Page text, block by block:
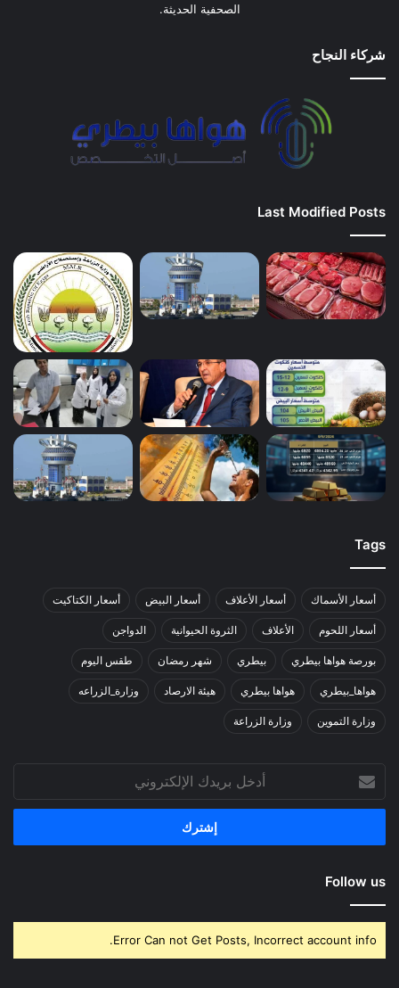
الصحفية الحديثة.
شركاء النجاح
Last Modified Posts
Tags
أسعار الأسماك أسعار الأعلاف أسعار البيض أسعار الكتاكيت
أسعار اللحوم الأعلاف الثروة الحيوانية الدواجن
بورصة هواها بيطري بيطري شهر رمضان طقس اليوم
هواها_بيطري هواها بيطري هيئة الارصاد وزارة_الزراعه
وزارة التموين وزارة الزراعة
أدخل
بريدك
الإلكتروني
Follow us
Error Can not Get Posts, Incorrect account info.